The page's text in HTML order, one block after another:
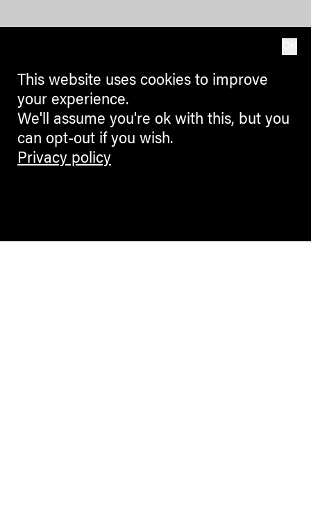
This website uses cookies to improve
your experience.
We'll assume you're ok with this, but you
can opt-out if you wish.
Privacy policy